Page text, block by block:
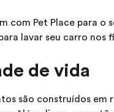
com Pet Place para o
lavar seu carro nos
de vida
são construídos